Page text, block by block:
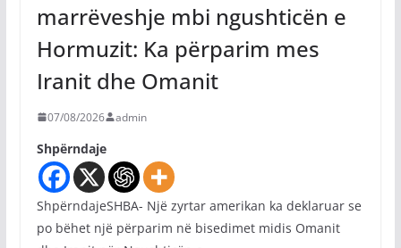
marrëveshje mbi ngushticën e
Hormuzit: Ka përparim mes
Iranit dhe Omanit
07/08/2026 admin
Shpërndaje
ShpërndajeSHBA- Një zyrtar amerikan ka deklaruar se
po bëhet një përparim në bisedimet midis Omanit